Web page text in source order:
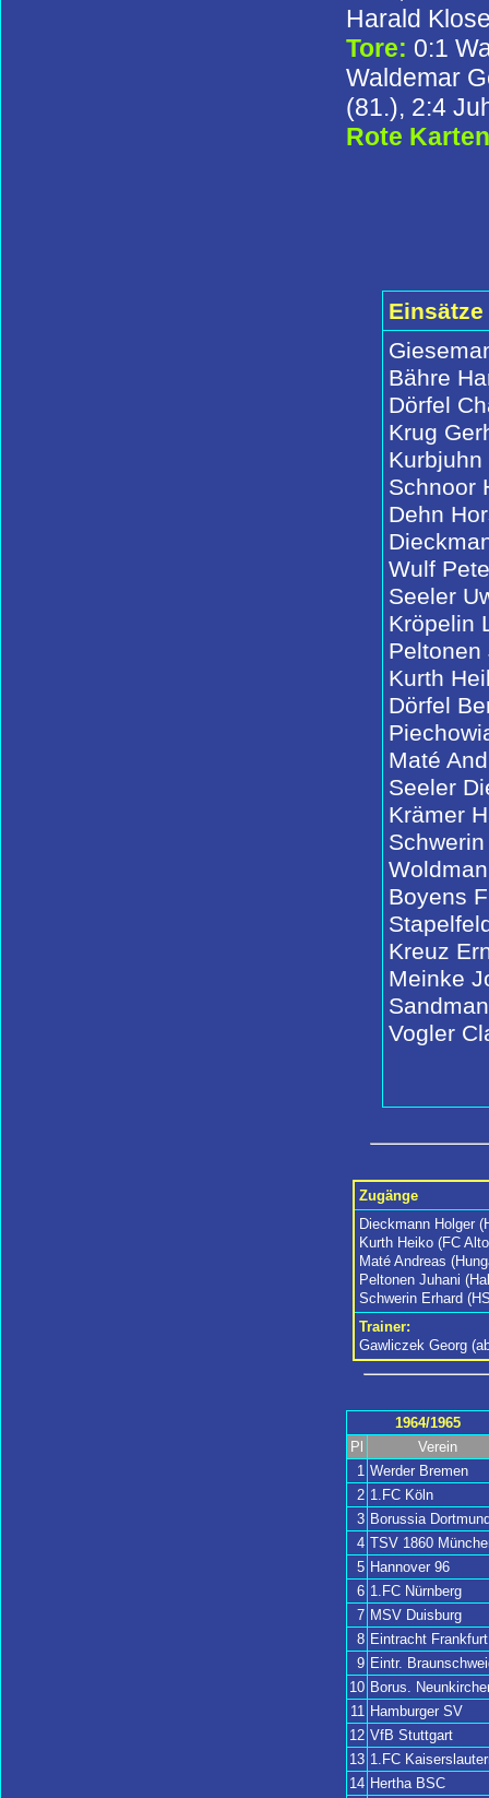
Harald
Tore: 0:1
Waldemar
(81.), 2:4
Rote
Einsätze
Bähre
Dörfel
Krug
Schnoor
Dehn
Wulf
Seeler
Kröpelin
Peltonen
Kurth
Dörfel
Maté
Seeler
Krämer
Boyens
Kreuz
Meinke
Vogler
Zugänge
Dieckmann Holger
Kurth Heiko (FC
Maté Andreas
Peltonen Juhani
Schwerin Erhard
Trainer:
Gawliczek Georg
1964/1965
Pl
Verein
1 Werder Bremen
2 1.FC Köln
3 Borussia
4 TSV 1860
5 Hannover 96
6 1.FC Nürnberg
7 MSV Duisburg
8 Eintracht Frankfurt
9 Eintr.
10 Borus.
11 Hamburger SV
12 VfB Stuttgart
13 1.FC
14 Hertha BSC